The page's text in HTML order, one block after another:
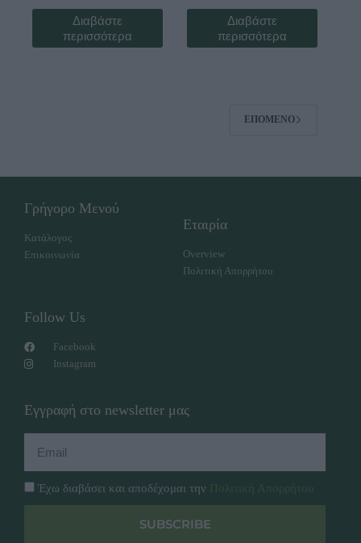
Διαβάστε
περισσότερα
Διαβάστε
περισσότερα
ΕΠΌΜΕΝΟ
Γρήγορο Μενού
Κατάλογος
Επικοινωνία
Εταιρία
Overview
Πολιτική Απορρήτου
Follow Us
Facebook
Instagram
Εγγραφή στο newsletter μας
Έχω διαβάσει και αποδέχομαι την
SUBSCRIBE